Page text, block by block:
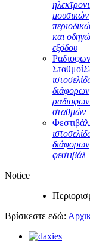
μουσικών
και
εξόδου
Σταθμοί
διάφορων
σταθμών
Φεστιβάλ
διάφορων
φεστιβάλ
Notice
Βρίσκεστε εδώ: